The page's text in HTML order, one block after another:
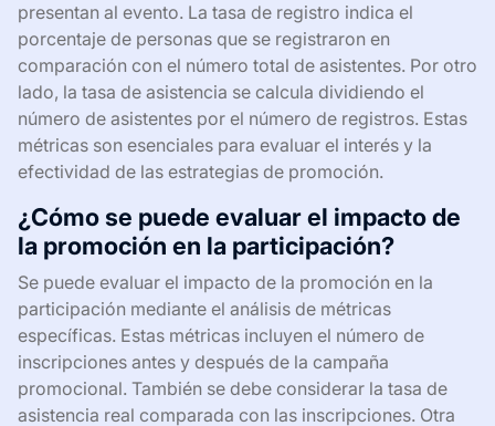
presentan al evento. La tasa de registro indica el
porcentaje de personas que se registraron en
comparación con el número total de asistentes. Por otro
lado, la tasa de asistencia se calcula dividiendo el
número de asistentes por el número de registros. Estas
métricas son esenciales para evaluar el interés y la
efectividad de las estrategias de promoción.
¿Cómo se puede evaluar el impacto de
la promoción en la participación?
Se puede evaluar el impacto de la promoción en la
participación mediante el análisis de métricas
específicas. Estas métricas incluyen el número de
inscripciones antes y después de la campaña
promocional. También se debe considerar la tasa de
asistencia real comparada con las inscripciones. Otra